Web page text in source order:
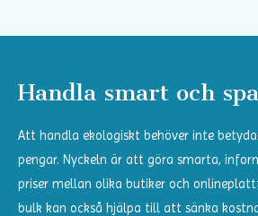
Handla smart och
Att handla ekologiskt behöver inte
pengar. Nyckeln är att göra smarta,
priser mellan olika butiker och
bulk kan också hjälpa till att sänka